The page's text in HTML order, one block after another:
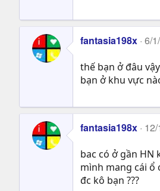
fantasia198x 6/
thế bạn ở đâu
bạn ở khu vực
fantasia198x 12/
bac có ở gần HN
mình mang cái ổ
đc kô bạn ???